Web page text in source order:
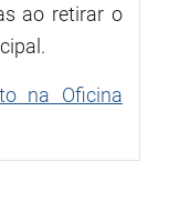
ao retirar o
na Oficina